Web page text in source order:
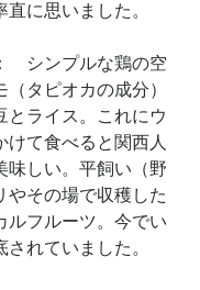
に思いました。
シンプルな鶏の空
タピオカの成分）
とライス。これにウ
けて食べると関西人
味しい。平飼い（野
やその場で収穫した
ルフルーツ。今でい
れていました。